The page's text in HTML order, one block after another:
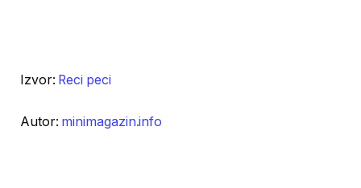
Izvor: Reci peci
Autor: minimagazin.info